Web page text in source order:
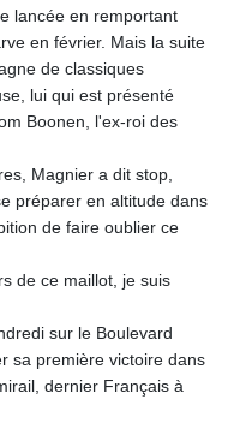
lancée en remportant
en février. Mais la suite
de classiques
lui qui est présenté
Boonen, l'ex-roi des
Magnier a dit stop,
préparer en altitude dans
de faire oublier ce
de ce maillot, je suis
sur le Boulevard
sa première victoire dans
dernier Français à